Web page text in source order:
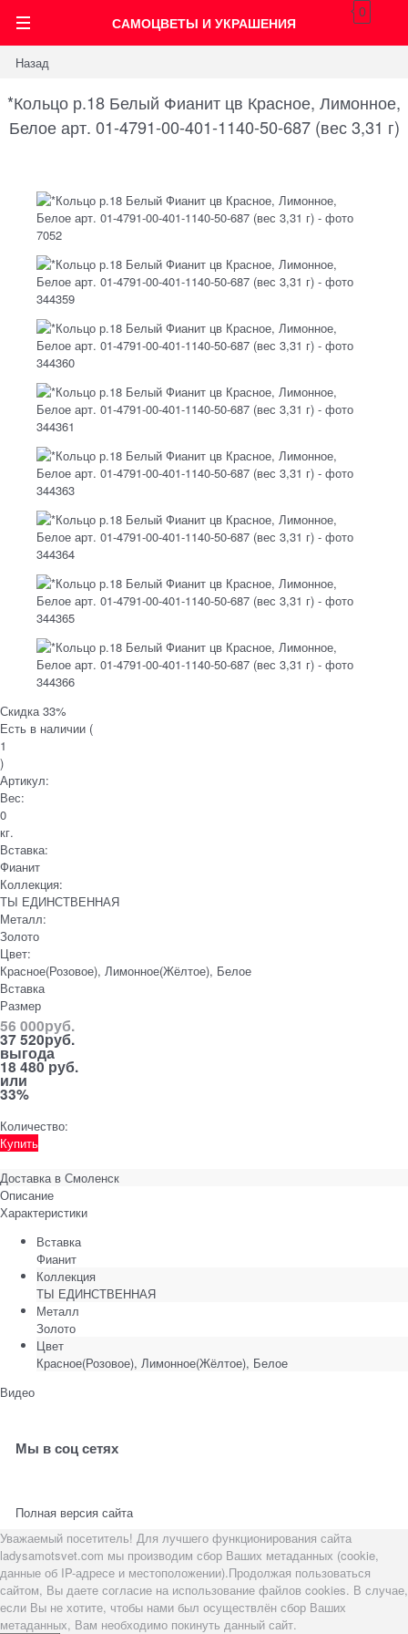
САМОЦВЕТЫ И УКРАШЕНИЯ
0
Назад
*Кольцо р.18 Белый Фианит цв Красное, Лимонное,
Белое арт. 01-4791-00-401-1140-50-687 (вес 3,31 г)
Скидка 33%
Есть в наличии (
1
)
Артикул:
Вес:
0
кг.
Вставка:
Фианит
Коллекция:
ТЫ ЕДИНСТВЕННАЯ
Металл:
Золото
Цвет:
Красное(Розовое), Лимонное(Жёлтое), Белое
Вставка
Размер
56 000руб.
37 520руб.
выгода
18 480 руб.
или
33%
Количество:
Купить
Доставка в Смоленск
Описание
Характеристики
Вставка
Фианит
Коллекция
ТЫ ЕДИНСТВЕННАЯ
Металл
Золото
Цвет
Красное(Розовое), Лимонное(Жёлтое), Белое
Видео
Мы в соц сетях
Полная версия сайта
Уважаемый посетитель! Для лучшего функционирования сайта
ladysamotsvet.com мы производим сбор Ваших метаданных (cookie,
данные об IP-адресе и местоположении).Продолжая пользоваться
сайтом, Вы даете согласие на использование файлов cookies. В случае,
если Вы не хотите, чтобы нами был осуществлён сбор Ваших
метаданных, Вам необходимо покинуть данный сайт.